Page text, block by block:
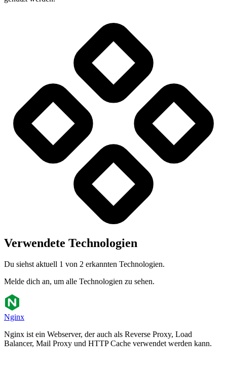
Verwendete Technologien
Du siehst aktuell 1 von 2 erkannten Technologien.
Melde dich an, um alle Technologien zu sehen.
Nginx
Nginx ist ein Webserver, der auch als Reverse Proxy, Load
Balancer, Mail Proxy und HTTP Cache verwendet werden kann.